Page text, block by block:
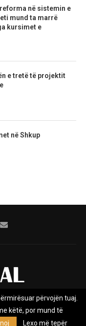
në sistemin e
mund ta marrë
kursimet e
e tretë të projektit
në Shkup
përvojën tuaj.
këtë, por mund të
Lexo më tepër